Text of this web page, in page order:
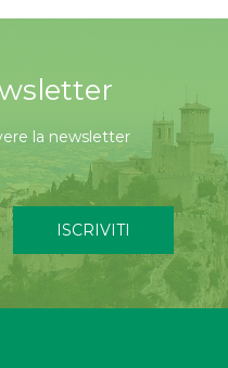
la newsletter
ISCRIVITI